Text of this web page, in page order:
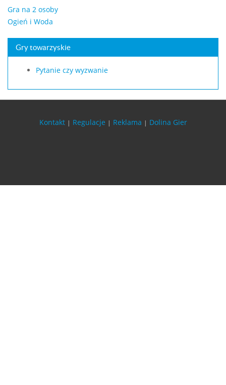
Gra na 2 osoby
Ogień i Woda
Gry towarzyskie
Pytanie czy wyzwanie
Kontakt | Regulacje | Reklama | Dolina Gier